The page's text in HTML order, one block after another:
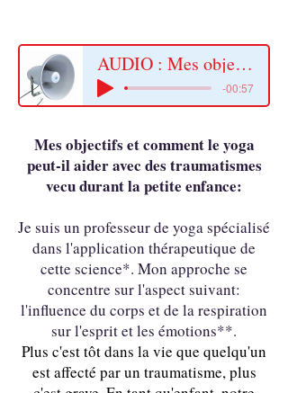
AUDIO : Mes objectifs et coment le yoga peut-il aider avec des traumatismes vecu durant la petite enfance:
-00:57
Mes objectifs et comment le yoga
peut-il aider avec des traumatismes
vecu durant la petite enfance:
Je suis un professeur de yoga spécialisé
dans l'application thérapeutique de
cette science*. Mon approche se
concentre sur l'aspect suivant:
l'influence du corps et de la respiration
sur l'esprit et les émotions**.
Plus c'est tôt dans la vie que quelqu'un
est affecté par un traumatisme, plus